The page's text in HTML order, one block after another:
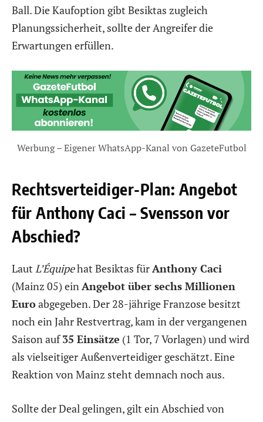
Ball. Die Kaufoption gibt Besiktas zugleich
Planungssicherheit, sollte der Angreifer die
Erwartungen erfüllen.
Werbung – Eigener WhatsApp-Kanal von GazeteFutbol
Rechtsverteidiger-Plan: Angebot
für Anthony Caci – Svensson vor
Abschied?
Laut L’Équipehat Besiktas fürAnthony Caci
(Mainz 05) einAngebot über sechs Millionen
Euroabgegeben. Der 28-jährige Franzose besitzt
noch ein Jahr Restvertrag, kam in der vergangenen
Saison auf35 Einsätze (1 Tor, 7 Vorlagen) und wird
als vielseitiger Außenverteidiger geschätzt. Eine
Reaktion von Mainz steht demnach noch aus.
Sollte der Deal gelingen, gilt ein Abschied von